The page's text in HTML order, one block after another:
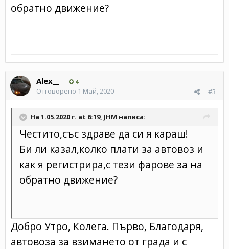
обратно движение?
Alex__ 4
#3
Отговорено 1 Май, 2020
На 1.05.2020 г. at 6:19, JHM написа:
Честито,със здраве да си я караш!
Би ли казал,колко плати за автовоз и
как я регистрира,с тези фарове за на
обратно движение?
Добро Утро, Колега. Първо, Благодаря,
автовоза за взимането от града и с